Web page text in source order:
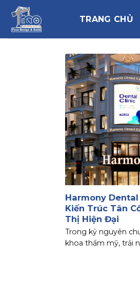
Chuyển
đến
nội
TRANG CHỦ
Harmony Dental
Kiến Trúc Tân
Thị Hiện Đại
Trong kỷ nguyên
khoa thẩm mỹ, trải